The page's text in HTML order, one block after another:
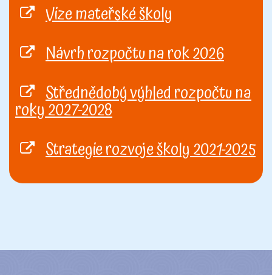
Vize mateřské školy
Návrh rozpočtu na rok 2026
Střednědobý výhled rozpočtu na
roky 2027-2028
Strategie rozvoje školy 2021-2025